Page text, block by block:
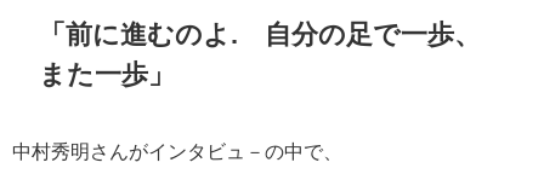
「前に進むのよ. 自分の足で一歩、
また一歩」
中村秀明さんがインタビュ－の中で、